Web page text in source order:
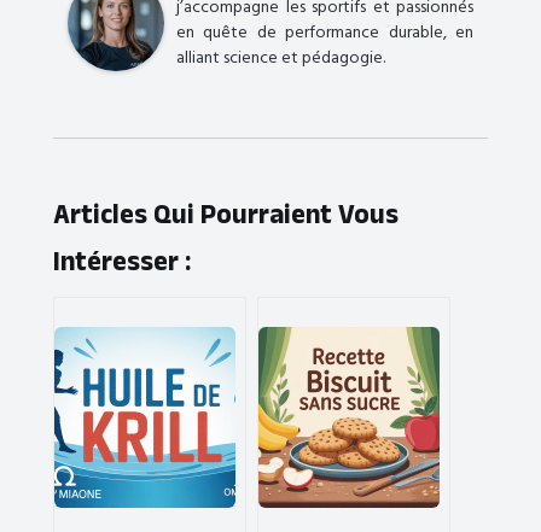
j’accompagne les sportifs et passionnés
en quête de performance durable, en
alliant science et pédagogie.
Articles Qui Pourraient Vous
Intéresser :